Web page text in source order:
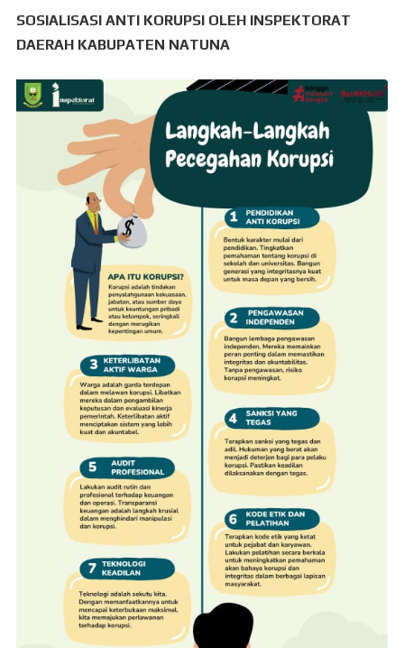
SOSIALISASI ANTI KORUPSI OLEH INSPEKTORAT
DAERAH KABUPATEN NATUNA